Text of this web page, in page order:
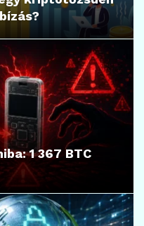
1 367 BTC